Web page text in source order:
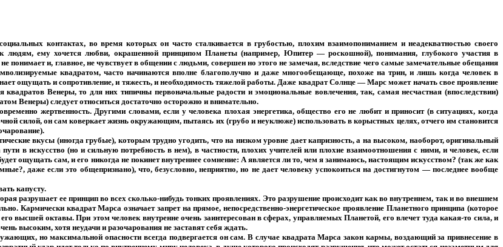
контактах, во время которых он часто сталкивается в грубостью, плохим взаимопониманием и неадекватностью своего
людям, ему хочется любви, окрашенной принципом Планеты (например, Юпитер — роскошной), понимания, глубокого участия в
понимает и, главное, не чувствует в общении с людьми, совершен но этого не замечая, вследствие чего самые замечательные обещания
квадратом, часто начинаются вполне благополучно и даже многообещающе, похоже на трин, и лишь когда человек в
ощущать и сопротивление, и тяжесть, и необходимость тяжелой работы. Даже квадрат Солнце — Марс может начать свое проявление
Венеры, то для них типичны первоначальные радости и эмоциональные вовлечения, так, самая несчастная (впоследствии)
Венеры) следует относиться достаточно осторожно и внимательно.
жертвенность. Другими словами, если у человека плохая энергетика, общество его не любит и приносит (в ситуациях, когда
силой, он сам коверкает жизнь окружающим, пытаясь их (грубо и неуклюже) использовать в корыстных целях, отчего им становится
вкусы (иногда грубые), которым трудно угодить, что на низком уровне дает капризность, а на высоком, наоборот, оригинальный
в искусство (но и сильную потребность в нем), в частности, плохих учителей или плохие взаимоотношения с ними, и человек, если
ощущать сам, и его никогда не покинет внутреннее сомнение: А является ли то, чем я занимаюсь, настоящим искусством? (так же как
даже если это общепризнано), что, безусловно, неприятно, но не дает человеку успокоиться на достигнутом — последнее вообще
капусту.
разрушает ее принцип во всех сколько-нибудь тонких проявлениях. Это разрушение происходит как во внутреннем, так и во внешнем
Кармически квадрат Марса означает запрет на прямое, непосредственно-энергетическое проявление Планетного принципа (которое
высшей октавы. При этом человек внутренне очень заинтересован в сферах, управляемых Планетой, его влечет туда какая-то сила, и
высоким, хотя неудачи и разочарования не заставят себя ждать.
но максимальной опасности всегда подвергается он сам. В случае квадрата Марса закон кармы, воздающий за привнесение в